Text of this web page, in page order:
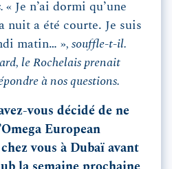
« Je n’ai dormi qu’une
nuit a été courte. Je suis
matin… », souffle-t-il.
le Rochelais prenait
à nos questions.
vous décidé de ne
European
vous à Dubaï avant